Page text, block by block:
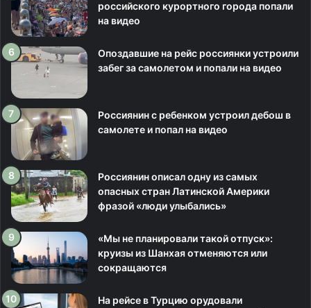
российского курортного города попали
на видео
Опоздавшие на рейс россиянки устроили
забег за самолетом и попали на видео
Россиянин с ребенком устроил дебош в
самолете и попал на видео
Россиянин описал одну из самых
опасных стран Латинской Америки
фразой «люди улыбались»
«Мы не планировали такой отпуск»:
круизы из Шанхая отменяются или
сокращаются
На рейсе в Турцию орудовали